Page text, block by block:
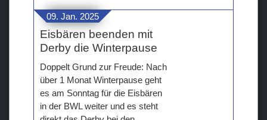
09. Jan. 2025
Eisbären beenden mit
Derby die Winterpause
Doppelt Grund zur Freude: Nach
über 1 Monat Winterpause geht
es am Sonntag für die Eisbären
in der BWL weiter und es steht